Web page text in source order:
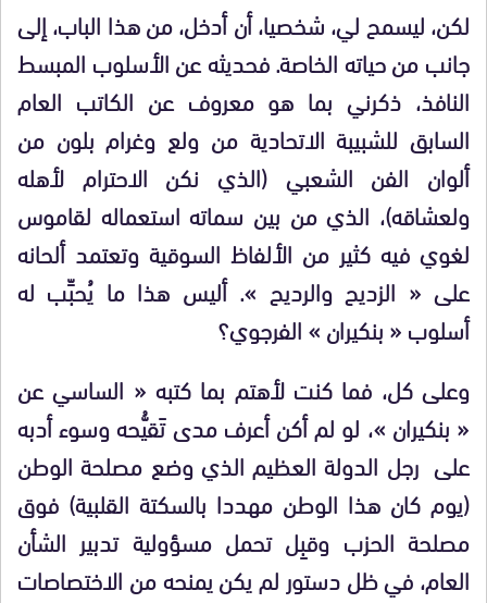
لكن، ليسمح لي، شخصيا، أن أدخل، من هذا الباب، إلى
جانب من حياته الخاصة. فحديثه عن الأسلوب المبسط
النافذ، ذكرني بما هو معروف عن الكاتب العام
السابق للشبيبة الاتحادية من ولع وغرام بلون من
ألوان الفن الشعبي (الذي نكن الاحترام لأهله
ولعشاقه)، الذي من بين سماته استعماله لقاموس
لغوي فيه كثير من الألفاظ السوقية وتعتمد ألحانه
على « الزديح والرديح ». أليس هذا ما يُحبِّب له
أسلوب « بنكيران » الفرجوي؟
وعلى كل، فما كنت لأهتم بما كتبه « الساسي عن
« بنكيران »، لو لم أكن أعرف مدى تَقيُّحه وسوء أدبه
على رجل الدولة العظيم الذي وضع مصلحة الوطن
(يوم كان هذا الوطن مهددا بالسكتة القلبية) فوق
مصلحة الحزب وقبِل تحمل مسؤولية تدبير الشأن
العام، في ظل دستور لم يكن يمنحه من الاختصاصات